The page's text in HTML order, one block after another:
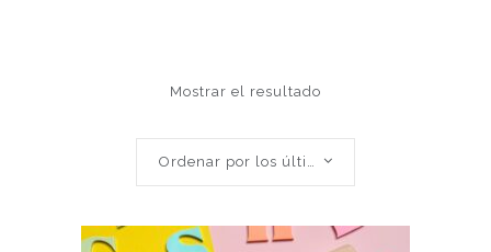
Mostrar el resultado
Ordenar por los últimos